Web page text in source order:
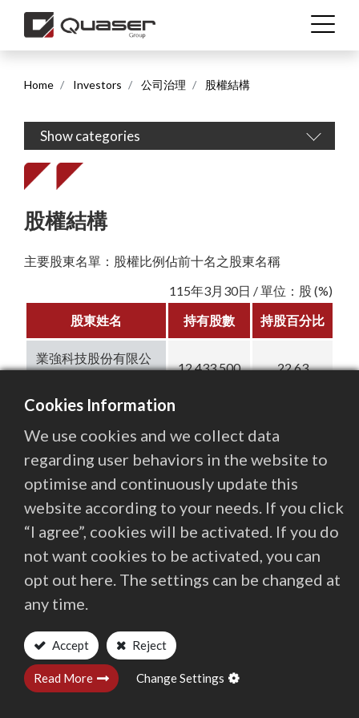
繁體中文 English (US)
Home Investors 公司治理 股權結構
Show categories
股權結構
主要股東名單：股權比例佔前十名之股東名稱
115年3月30日 / 單位：股 (%)
股東姓名
持有股數 持股百分比
業強科技股份有限公
12,433,500 22.63
謝瑞木
旭德投資股份有限公
司
5,107,118 9.29
行政院國家發展基金
管理會
1,625,000 2.96
耀華玻璃股份有限公
司管理委員會
1,625,000 2.96
謝天昕
Cookies Information
We use cookies and we collect data
regarding user behaviors in the website to
optimise and continuously update this
website according to your needs. If you click
“I agree”, cookies will be activated. If you do
not want cookies to be activated, you can
opt out here. The settings can be changed at
any time.
Accept Reject
Read More Change Settings